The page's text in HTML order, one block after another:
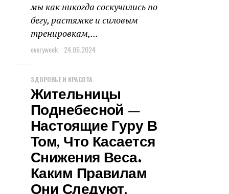
мы как никогда соскучились по
бегу, растяжке и силовым
тренировкам,...
everyweek 24.06.2024
ЗДОРОВЬЕ И КРАСОТА
Жительницы
Поднебесной —
Настоящие Гуру В
Том, Что Касается
Снижения Веса.
Каким Правилам